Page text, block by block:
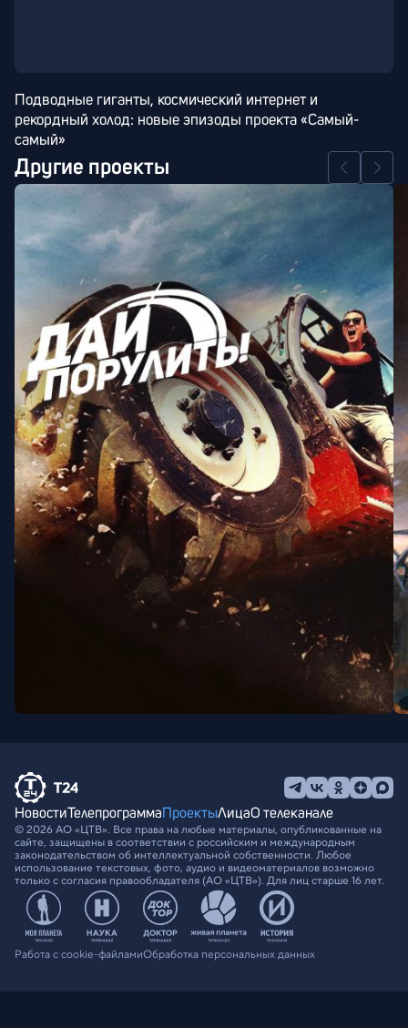
Подводные гиганты, космический интернет и
рекордный холод: новые эпизоды проекта «Самый-
самый»
Другие проекты
НовостиТелепрограммаПроектыЛицаО телеканале
© 2026 АО «ЦТВ». Все права на любые материалы, опубликованные на
сайте, защищены в соответствии с российским и международным
законодательством об интеллектуальной собственности. Любое
использование текстовых, фото, аудио и видеоматериалов возможно
только с согласия правообладателя (АО «ЦТВ»). Для лиц старше 16 лет.
Работа с cookie-файламиОбработка персональных данных